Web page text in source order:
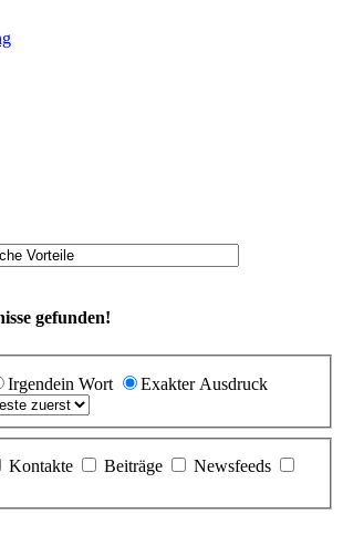
gefunden!
Irgendein Wort
Exakter Ausdruck
Kontakte Beiträge
Newsfeeds